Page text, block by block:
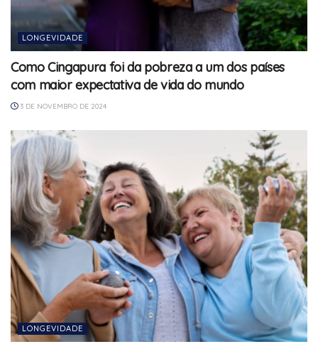
LONGEVIDADE
Como Cingapura foi da pobreza a um dos países
com maior expectativa de vida do mundo
3 DE NOVEMBRO DE 2024
LONGEVIDADE